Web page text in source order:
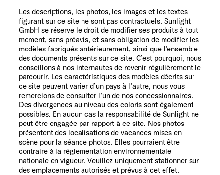
Les descriptions, les photos, les images et les textes
figurant sur ce site ne sont pas contractuels. Sunlight
GmbH se réserve le droit de modifier ses produits à tout
moment, sans préavis, et sans obligation de modifier les
modèles fabriqués antérieurement, ainsi que l’ensemble
des documents présents sur ce site. C’est pourquoi, nous
conseillons à nos internautes de revenir régulièrement le
parcourir. Les caractéristiques des modèles décrits sur
ce site peuvent varier d’un pays à l’autre, nous vous
remercions de consulter l’un de nos concessionnaires.
Des divergences au niveau des coloris sont également
possibles. En aucun cas la responsabilité de Sunlight ne
peut être engagée par rapport à ce site. Nos photos
présentent des localisations de vacances mises en
scène pour la séance photos. Elles pourraient être
contraire à la réglementation environnementale
nationale en vigueur. Veuillez uniquement stationner sur
des emplacements autorisés et prévus à cet effet.